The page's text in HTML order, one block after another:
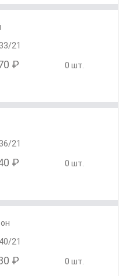
21
₽ 0 шт.
21
₽ 0 шт.
21
₽ 0 шт.